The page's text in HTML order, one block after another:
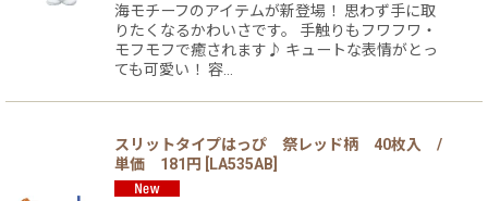
海モチーフのアイテムが新登場！ 思わず手に取
りたくなるかわいさです。 手触りもフワフワ・
モフモフで癒されます♪ キュートな表情がとっ
ても可愛い！ 容…
スリットタイプはっぴ 祭レッド柄 40枚入 /
単価 181円
LA535AB